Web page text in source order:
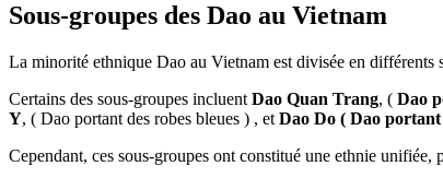
Sous-groupes des Dao au Vietnam
La minorité ethnique Dao au Vietnam est divisée en différents
Certains des sous-groupes incluent Dao Quan Trang, ( Dao
Y, ( Dao portant des robes bleues ) , et Dao Do ( Dao
Cependant, ces sous-groupes ont constitué une ethnie